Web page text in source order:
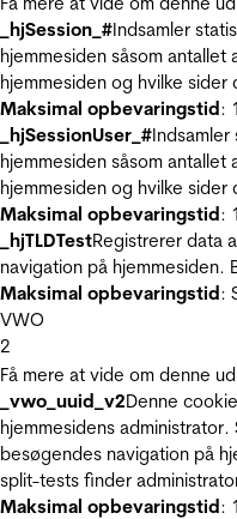
_hjSession_#Indsamler
hjemmesiden såsom
hjemmesiden og hvilke
Maksimal opbevaringstid:
_hjSessionUser_#
hjemmesiden såsom
hjemmesiden og hvilke
Maksimal opbevaringstid:
_hjTLDTestRegistrerer data
navigation på hjemmesiden.
Maksimal opbevaringstid:
VWO
2
Få mere at vide om denne
_vwo_uuid_v2Denne
hjemmesidens
besøgendes navigation på
split-tests finder
Maksimal opbevaringstid: